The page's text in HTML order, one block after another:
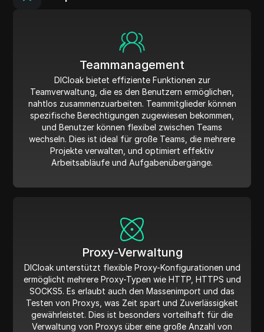
Teammanagement
DICloak bietet effiziente Funktionen zur
Teamverwaltung, die es den Benutzern ermöglichen,
nahtlos zusammenzuarbeiten. Teammitglieder können
spezifische Berechtigungen zugewiesen bekommen,
und Benutzer können flexibel zwischen Teams
wechseln. Dies ist ideal für große Teams, die mehrere
Projekte verwalten, und optimiert effektiv
Arbeitsabläufe und Aufgabenübergänge.
Proxy-Verwaltung
DICloak unterstützt flexible Proxy-Konfigurationen und
ermöglicht mehrere Proxy-Typen wie HTTP, HTTPS und
SOCKS5. Es erlaubt auch den Massenimport und das
Testen von Proxys, was Zeit spart und Zuverlässigkeit
gewährleistet. Dies ist besonders vorteilhaft für die
Verwaltung von Proxys über eine große Anzahl von